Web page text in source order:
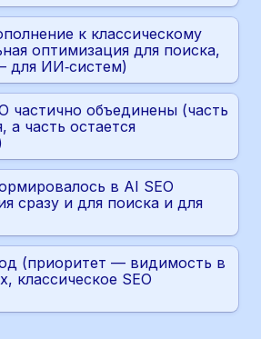
к классическому
оптимизация для поиска,
для ИИ‑систем)
частично объединены (часть
а часть остается
в AI SEO
сразу и для поиска и для
(приоритет — видимость в
классическое SEO